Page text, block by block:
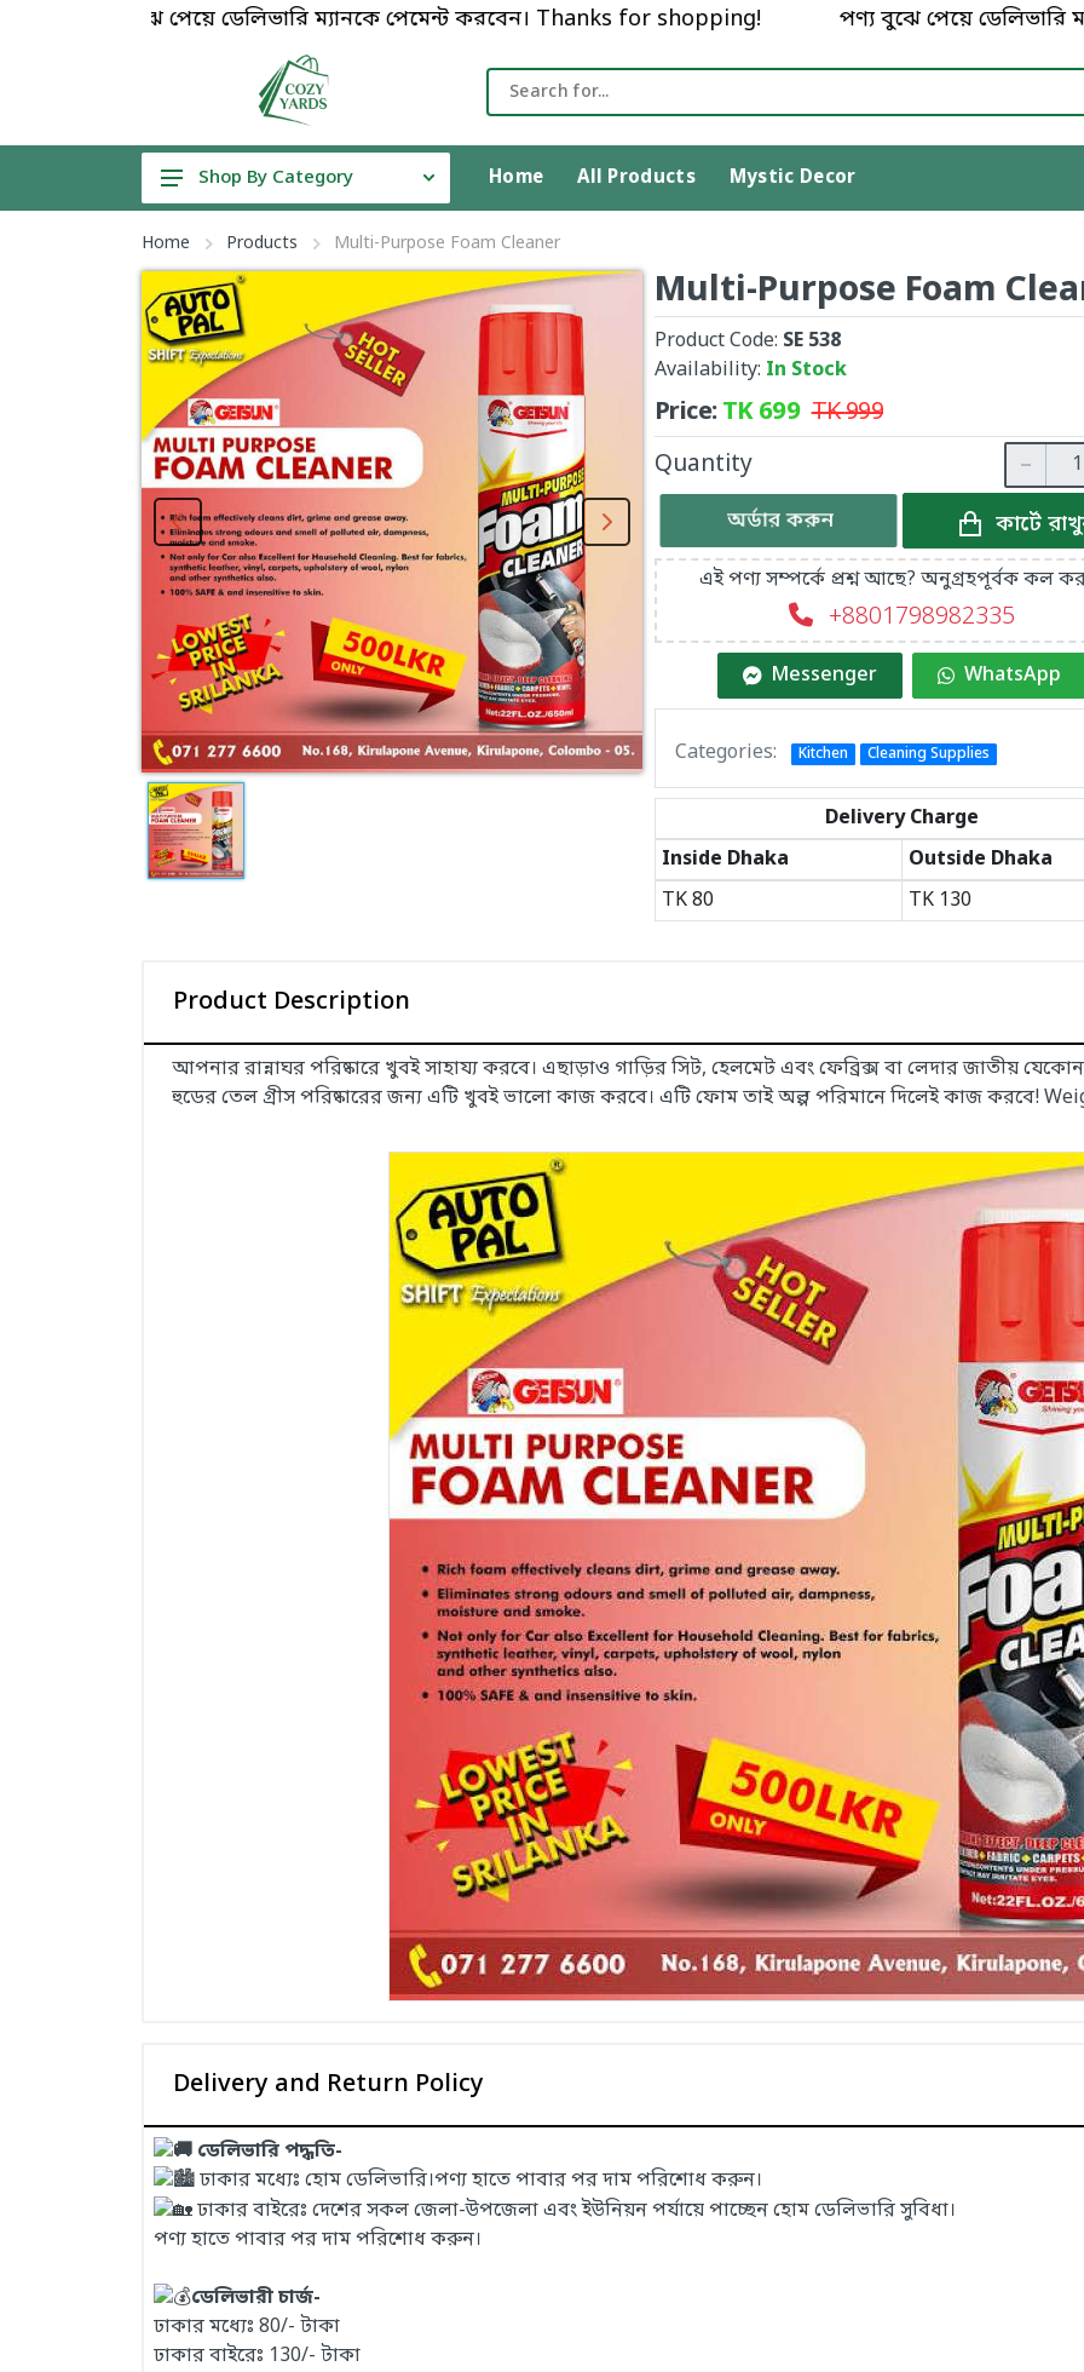
পণ্য বুঝে পেয়ে ডেলিভারি ম্যানকে পেমেন্ট করবেন। Thanks for shopping! পণ্য বুঝে পেয়ে ডেলিভারি
Air Conditioner
Non-Inverter Air Conditioner
Inverter Air Conditioner
Uddokta Package
Family Package
Training Package
No Risk
Jhuri
Prime verse
View All Categories
Shop By Category Home All Products Mystic Decor
Home Products Multi-Purpose Foam Cleaner
Multi-Purpose Foam
Product Code: SE 538
Availability: In Stock
Price:TK699 TK999
Quantity
অর্ডার করুন কার্টে
এই পণ্য সম্পর্কে প্রশ্ন আছে? অনুগ্রহপূর্বক কল
+8801798982335
Messenger WhatsApp
Categories: Kitchen Cleaning Supplies
Delivery Charge
Inside Dhaka
Outside Dhaka
TK80 TK 130
Product Description
আপনার রান্নাঘর পরিষ্কারে খুবই সাহায্য করবে। এছাড়াও গাড়ির সিট, হেলমেট এবং ফেব্রিক্স বা লেদার জাতীয়
হুডের তেল গ্রীস পরিষ্কারের জন্য এটি খুবই ভালো কাজ করবে। এটি ফোম তাই অল্প পরিমানে দিলেই কাজ করবে!
Delivery and Return Policy
ডেলিভারি পদ্ধতি-
ঢাকার মধ্যেঃ হোম ডেলিভারি।পণ্য হাতে পাবার পর দাম পরিশোধ করুন।
ঢাকার বাইরেঃ দেশের সকল জেলা-উপজেলা এবং ইউনিয়ন পর্যায়ে পাচ্ছেন হোম ডেলিভারি সুবিধা।
পণ্য হাতে পাবার পর দাম পরিশোধ করুন।
ডেলিভারী চার্জ-
ঢাকার মধ্যেঃ 80/- টাকা
ঢাকার বাইরেঃ 130/- টাকা